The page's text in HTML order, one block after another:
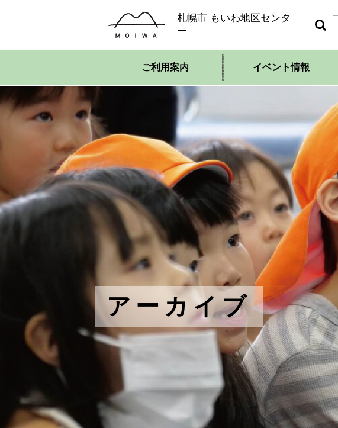
札幌市 もいわ地区センタ
ー
ご利用案内 イベント情報
アーカイブ